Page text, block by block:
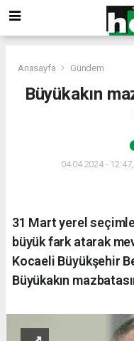
Anasayfa Gündem
Büyükakın
04.04.2024 -
31 Mart yerel
büyük fark atarak
Kocaeli Büyükşehir
Büyükakın